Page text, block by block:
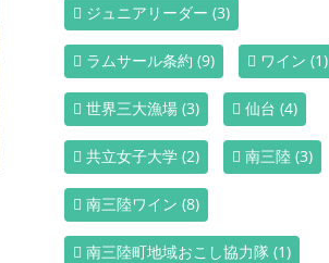
ジュニアリーダー (3)
ラムサール条約 (9) ワイン (1)
世界三大漁場 (3) 仙台 (4)
共立女子大学 (2) 南三陸 (3)
南三陸ワイン (8)
南三陸町地域おこし協力隊 (1)